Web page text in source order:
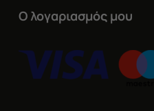
Ο λογαριασμός μου